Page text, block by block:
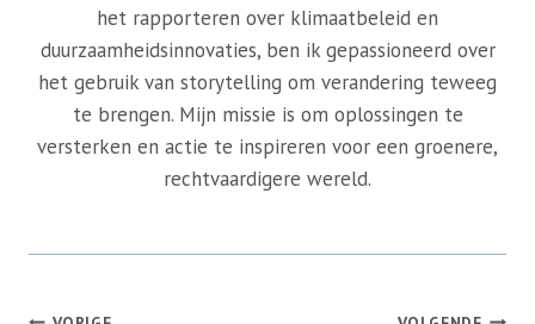
het rapporteren over klimaatbeleid en
duurzaamheidsinnovaties, ben ik gepassioneerd over
het gebruik van storytelling om verandering teweeg
te brengen. Mijn missie is om oplossingen te
versterken en actie te inspireren voor een groenere,
rechtvaardigere wereld.